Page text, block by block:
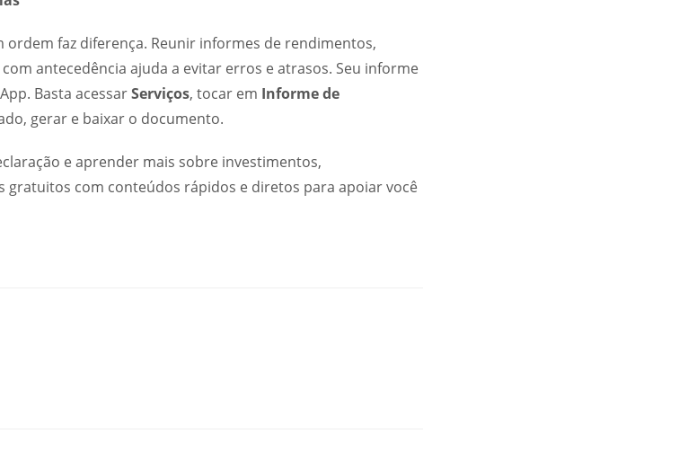
faz diferença. Reunir informes de rendimentos,
antecedência ajuda a evitar erros e atrasos. Seu informe
Basta acessarServiços, tocar em Informe de
gerar e baixar o documento.
e aprender mais sobre investimentos,
gratuitos com conteúdos rápidos e diretos para apoiar você